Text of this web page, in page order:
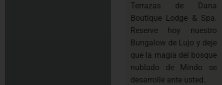
Terrazas de Dana
Boutique Lodge & Spa.
Reserve hoy nuestro
Bungalow de Lujo y deje
que la magia del bosque
nublado de Mindo se
desarrolle ante usted.